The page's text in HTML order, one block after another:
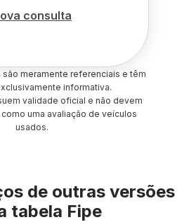
consulta
meramente referenciais e têm
informativa.
validade oficial e não devem
uma avaliação de veículos
usados.
de outras versões
tabela Fipe